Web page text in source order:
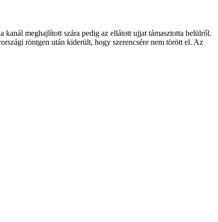
meghajlított szára pedig az ellátott ujjat támasztotta belülről.
röntgen után kiderült, hogy szerencsére nem törött el. Az